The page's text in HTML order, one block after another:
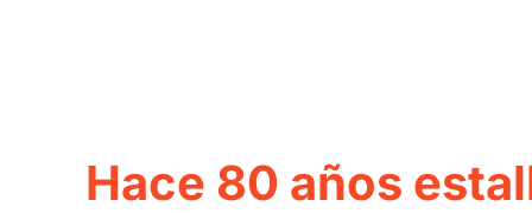
Hace 80 años